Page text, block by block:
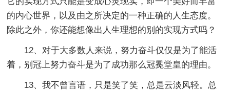
的内心世界，以及由之所决定的一种正确的人生态度。
除此之外，你还能想像出人生理想的别的实现方式吗？
12、对于大多数人来说，努力奋斗仅仅是为了能活
着，别冠上努力奋斗是为了成功那么冠冕堂皇的理由。
13、我不曾言语，只是笑了笑，总是云淡风轻。总